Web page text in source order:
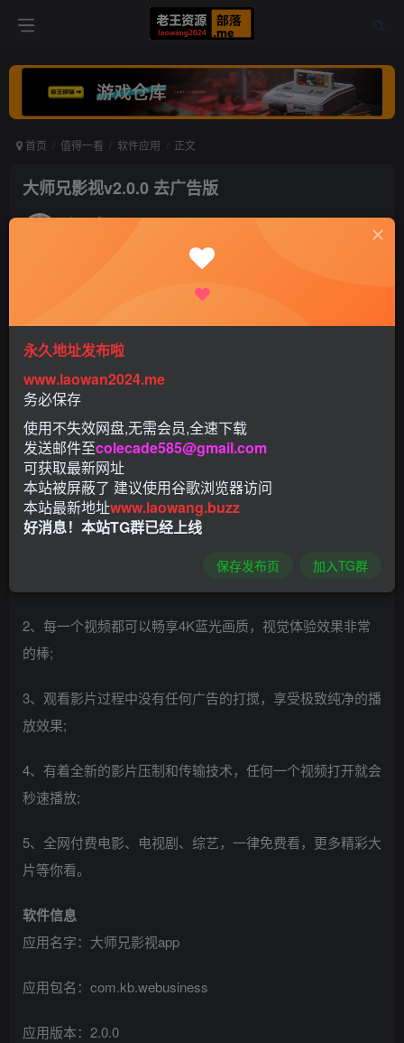
首页 值得一看 软件应用 正文
大师兄影视v2.0.0 去广告版
老王 打赏
大师兄影视app是一款非常火热的影视播放软件支持多条线
路，满足不同用户的追剧需求，能够为你带来不一样的看剧
体验，大师兄影视TV版app里面的影视资源是非常多的，功
能很强大。
软件特色
2、每一个视频都可以畅享4K蓝光画质，视觉体验效果非常
的棒;
3、观看影片过程中没有任何广告的打搅，享受极致纯净的播
放效果;
4、有着全新的影片压制和传输技术，任何一个视频打开就会
秒速播放;
5、全网付费电影、电视剧、综艺，一律免费看，更多精彩大
片等你看。
软件信息
应用名字：大师兄影视app
应用包名：com.kb.webusiness
应用版本：2.0.0
永久地址发布啦
www.laowan2024.me
务必保存
使用不失效网盘,无需会员,全速下载
发送邮件至colecade585@gmail.com
可获取最新网址
本站被屏蔽了 建议使用谷歌浏览器访问
本站最新地址www.laowang.buzz
好消息！本站TG群已经上线
保存发布页 加入TG群